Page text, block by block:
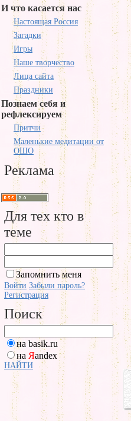
И что касается нас
Настоящая Россия
Загадки
Игры
Наше творчество
Лица сайта
Праздники
Познаем себя и
рефлексируем
Притчи
Маленькие медитации от
ОШО
Реклама
Для тех кто в
теме
Запомнить меня
Войти Забыли пароль?
Регистрация
Поиск
на basik.ru
на Яandex
НАЙТИ